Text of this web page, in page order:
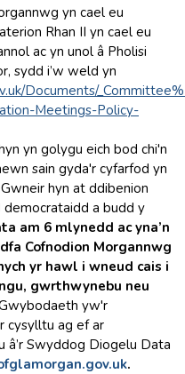
yn cael eu
Rhan II yn cael eu
ac yn unol â Pholisi
sydd i’w weld yn
Documents/
Meetings-Policy-
yn golygu eich bod chi'n
sain gyda'r cyfarfod yn
hyn at ddibenion
a budd y
am 6 mlynedd ac yna’n
Cofnodion Morgannwg
yr hawl i wneud cais i
gwrthwynebu neu
yw'r
cysylltu ag ef ar
â’r Swyddog Diogelu Data
.